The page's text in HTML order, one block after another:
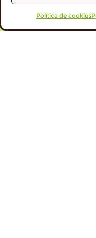
Política de cookies
VISITA